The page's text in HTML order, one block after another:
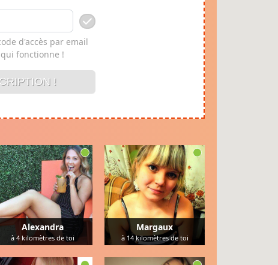
d'accès par email
fonctionne !
!
!
Alexandra
à 4kilomètres de toi
Margaux
à 14kilomètres de toi